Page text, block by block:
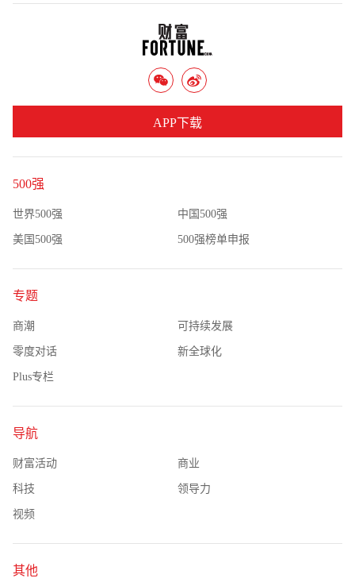
500强
世界500强 中国500强
美国500强 500强榜单申报
专题
商潮 可持续发展
零度对话 新全球化
Plus专栏
导航
财富活动 商业
科技 领导力
视频
其他
APP下载